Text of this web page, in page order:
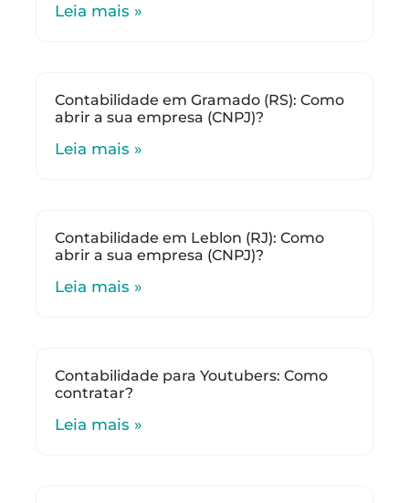
Leia mais »
Contabilidade em Gramado (RS): Como
abrir a sua empresa (CNPJ)?
Leia mais »
Contabilidade em Leblon (RJ): Como
abrir a sua empresa (CNPJ)?
Leia mais »
Contabilidade para Youtubers: Como
contratar?
Leia mais »